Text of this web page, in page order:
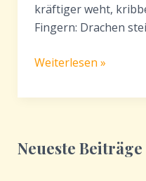
kräftiger weht,
Fingern: Drachen
Drachen
mit
einfache
Weiterlesen »
Neueste Beiträge